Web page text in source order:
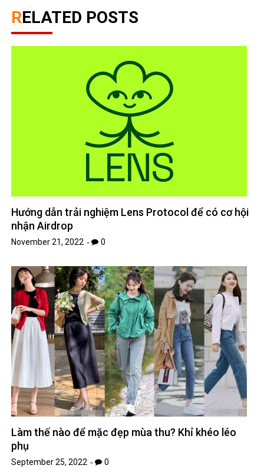
RELATED POSTS
Hướng dẫn trải nghiệm Lens Protocol để có cơ hội
nhận Airdrop
November 21, 2022 0
Làm thế nào để mặc đẹp mùa thu? Khỉ khéo léo
phụ
September 25, 2022 0